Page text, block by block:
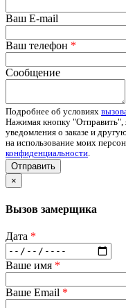
Ваш E-mail
Ваш телефон *
Сообщение
Подробнее об условиях
Нажимая кнопку "Отправить",
уведомления о заказе и
на использование моих
конфиденциальности.
Отправить
×
Вызов замерщика
Дата *
Ваше имя *
Ваше Email *